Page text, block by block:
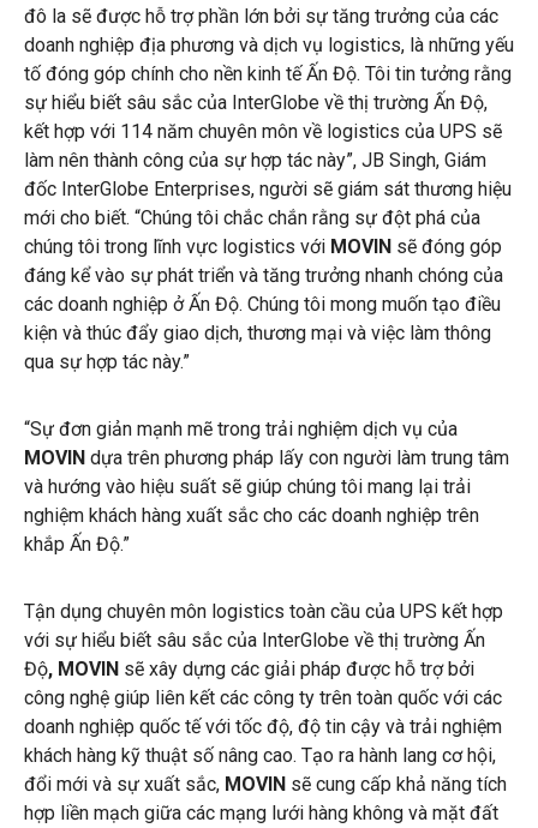
đô la sẽ được hỗ trợ phần lớn bởi sự tăng trưởng của các
doanh nghiệp địa phương và dịch vụ logistics, là những yếu
tố đóng góp chính cho nền kinh tế Ấn Độ. Tôi tin tưởng rằng
sự hiểu biết sâu sắc của InterGlobe về thị trường Ấn Độ,
kết hợp với 114 năm chuyên môn về logistics của UPS sẽ
làm nên thành công của sự hợp tác này”, JB Singh, Giám
đốc InterGlobe Enterprises, người sẽ giám sát thương hiệu
mới cho biết. “Chúng tôi chắc chắn rằng sự đột phá của
chúng tôi trong lĩnh vực logistics với MOVIN sẽ đóng góp
đáng kể vào sự phát triển và tăng trưởng nhanh chóng của
các doanh nghiệp ở Ấn Độ. Chúng tôi mong muốn tạo điều
kiện và thúc đẩy giao dịch, thương mại và việc làm thông
qua sự hợp tác này.”
“Sự đơn giản mạnh mẽ trong trải nghiệm dịch vụ của
MOVIN dựa trên phương pháp lấy con người làm trung tâm
và hướng vào hiệu suất sẽ giúp chúng tôi mang lại trải
nghiệm khách hàng xuất sắc cho các doanh nghiệp trên
khắp Ấn Độ.”
Tận dụng chuyên môn logistics toàn cầu của UPS kết hợp
với sự hiểu biết sâu sắc của InterGlobe về thị trường Ấn
Độ, MOVIN sẽ xây dựng các giải pháp được hỗ trợ bởi
công nghệ giúp liên kết các công ty trên toàn quốc với các
doanh nghiệp quốc tế với tốc độ, độ tin cậy và trải nghiệm
khách hàng kỹ thuật số nâng cao. Tạo ra hành lang cơ hội,
đổi mới và sự xuất sắc, MOVIN sẽ cung cấp khả năng tích
hợp liền mạch giữa các mạng lưới hàng không và mặt đất